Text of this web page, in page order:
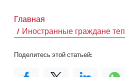
Главная
Иностранные граждане
Поделитесь этой статьей: